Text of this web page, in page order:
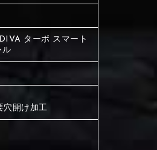
ターボ スマート
ル
穴開け加工